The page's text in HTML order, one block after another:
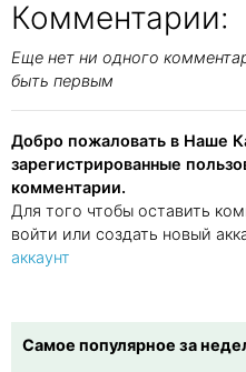
Комментарии:
Еще нет ни одного
быть первым
Добро пожаловать в Наше
зарегистрированные
комментарии.
Для того чтобы оставить
войти или создать новый
аккаунт
Самое популярное за